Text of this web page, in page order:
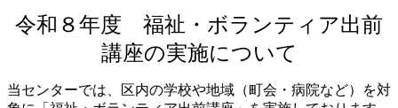
令和８年度 福祉・ボランティア出前
講座の実施について
当センターでは、区内の学校や地域（町会・病院など）を対